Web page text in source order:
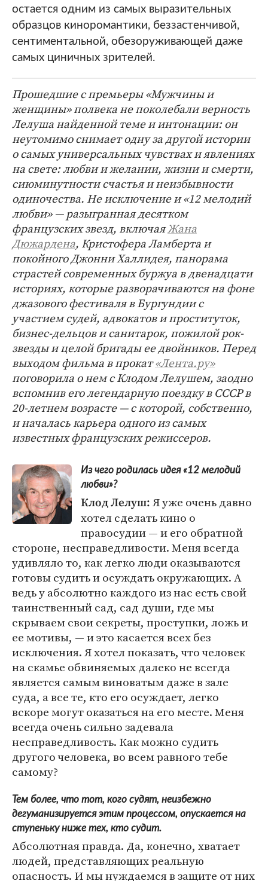
остается одним из самых выразительных
образцов киноромантики, беззастенчивой,
сентиментальной, обезоруживающей даже
самых циничных зрителей.
Прошедшие с премьеры «Мужчины и
женщины» полвека не поколебали верность
Лелуша найденной теме и интонации: он
неутомимо снимает одну за другой истории
о самых универсальных чувствах и явлениях
на свете: любви и желании, жизни и смерти,
сиюминутности счастья и неизбывности
одиночества. Не исключение и «12 мелодий
любви» — разыгранная десятком
французских звезд, включаяЖана
Дюжардена, Кристофера Ламберта и
покойного Джонни Халлидея, панорама
страстей современных буржуа в двенадцати
историях, которые разворачиваются на фоне
джазового фестиваля в Бургундии с
участием судей, адвокатов и проституток,
бизнес-дельцов и санитарок, пожилой рок-
звезды и целой бригады ее двойников. Перед
выходом фильма в прокат«Лента.ру»
поговорила о нем с Клодом Лелушем, заодно
вспомнив его легендарную поездку в СССР в
20-летнем возрасте — с которой, собственно,
и началась карьера одного из самых
известных французских режиссеров.
Из чего родилась идея «12 мелодий
любви»?
Клод Лелуш: Я уже очень давно
хотел сделать кино о
правосудии — и его обратной
стороне, несправедливости. Меня всегда
удивляло то, как легко люди оказываются
готовы судить и осуждать окружающих. А
ведь у абсолютно каждого из нас есть свой
таинственный сад, сад души, где мы
скрываем свои секреты, проступки, ложь и
ее мотивы, — и это касается всех без
исключения. Я хотел показать, что человек
на скамье обвиняемых далеко не всегда
является самым виноватым даже в зале
суда, а все те, кто его осуждает, легко
вскоре могут оказаться на его месте. Меня
всегда очень сильно задевала
несправедливость. Как можно судить
другого человека, во всем равного тебе
самому?
Тем более, что тот, кого судят, неизбежно
дегуманизируется этим процессом, опускается на
ступеньку ниже тех, кто судит.
Абсолютная правда. Да, конечно, хватает
людей, представляющих реальную
опасность. И мы нуждаемся в защите от них